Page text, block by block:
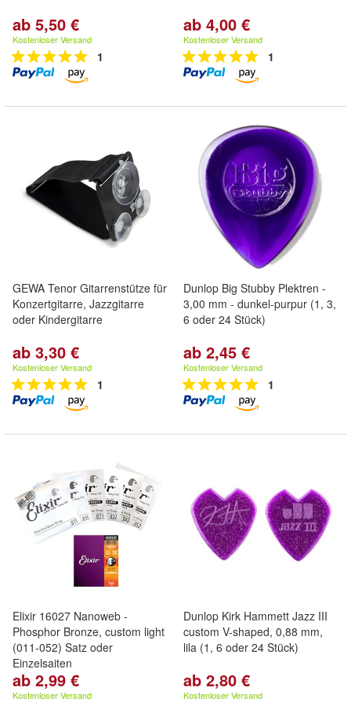
ab 5,50 €
Kostenloser Versand
1
ab 4,00 €
Kostenloser Versand
1
GEWA Tenor Gitarrenstütze für
Konzertgitarre, Jazzgitarre
oder Kindergitarre
ab 3,30 €
Kostenloser Versand
1
Dunlop Big Stubby Plektren -
3,00 mm - dunkel-purpur (1, 3,
6 oder 24 Stück)
ab 2,45 €
Kostenloser Versand
1
Elixir 16027 Nanoweb -
Phosphor Bronze, custom light
(011-052) Satz oder
Einzelsaiten
ab 2,99 €
Kostenloser Versand
Dunlop Kirk Hammett Jazz III
custom V-shaped, 0,88 mm,
lila (1, 6 oder 24 Stück)
ab 2,80 €
Kostenloser Versand